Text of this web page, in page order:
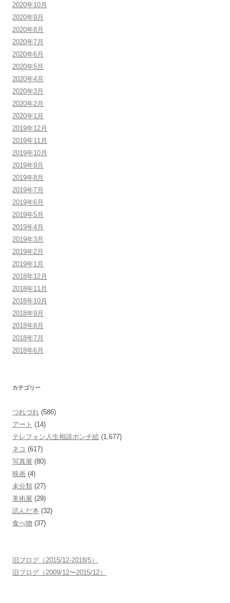
2020年10月
2020年9月
2020年8月
2020年7月
2020年6月
2020年5月
2020年4月
2020年3月
2020年2月
2020年1月
2019年12月
2019年11月
2019年10月
2019年9月
2019年8月
2019年7月
2019年6月
2019年5月
2019年4月
2019年3月
2019年2月
2019年1月
2018年12月
2018年11月
2018年10月
2018年9月
2018年8月
2018年7月
2018年6月
カテゴリー
つれづれ (586)
アート (14)
テレフォン人生相談ポンチ絵 (1,677)
ネコ (617)
写真展 (80)
映画 (4)
未分類 (27)
美術展 (29)
読んだ本 (32)
食べ物 (37)
旧ブログ（2015/12-2018/5）
旧ブログ（2009/12〜2015/12）